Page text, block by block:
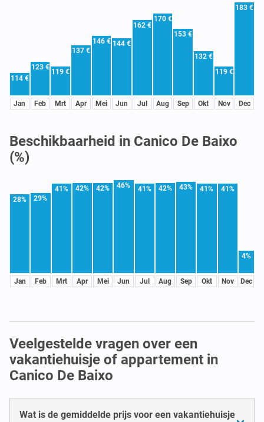
114 €
Jan
123 €
Feb
119 €
Mrt
137 €
Apr
146 €
Mei
144 €
Jun
162 €
Jul
170 €
Aug
153 €
Sep
132 €
Okt
119 €
Nov
183 €
Dec
Beschikbaarheid in Canico De Baixo
(%)
28%
Jan
29%
Feb
41%
Mrt
42%
Apr
42%
Mei
46%
Jun
41%
Jul
42%
Aug
43%
Sep
41%
Okt
41%
Nov
4%
Dec
Veelgestelde vragen over een
vakantiehuisje of appartement in
Canico De Baixo
Wat is de gemiddelde prijs voor een vakantiehuisje